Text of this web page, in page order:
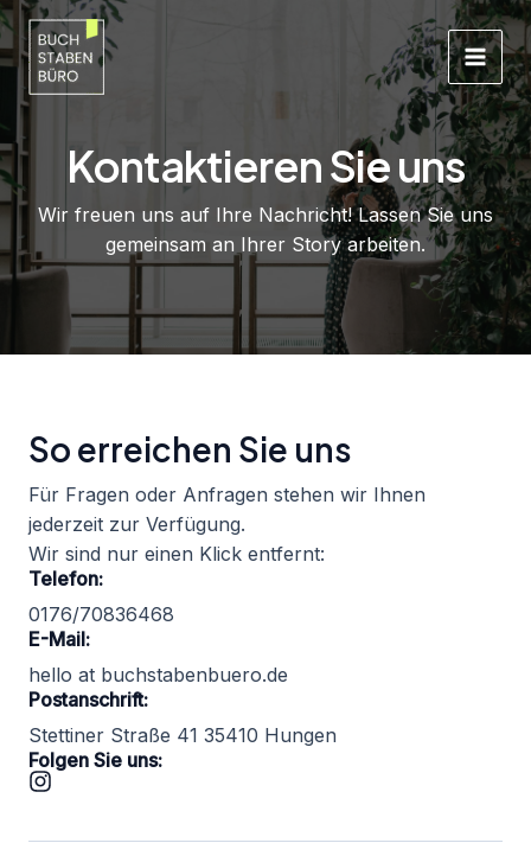
Zum
Inhalt
springen
Main
Kontaktieren Sie uns
Wir freuen uns auf Ihre Nachricht! Lassen Sie uns
gemeinsam an Ihrer Story arbeiten.
So erreichen Sie uns
Für Fragen oder Anfragen stehen wir Ihnen
jederzeit zur Verfügung.
Wir sind nur einen Klick entfernt:
Telefon:
0176/70836468
E-Mail:
hello at buchstabenbuero.de
Postanschrift:
Stettiner Straße 41 35410 Hungen
Folgen Sie uns: